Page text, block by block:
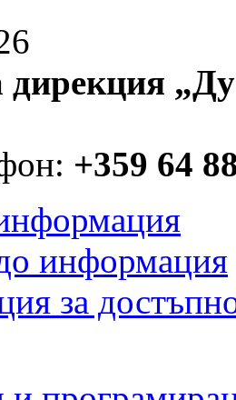
дирекция
+359 64
информация
за